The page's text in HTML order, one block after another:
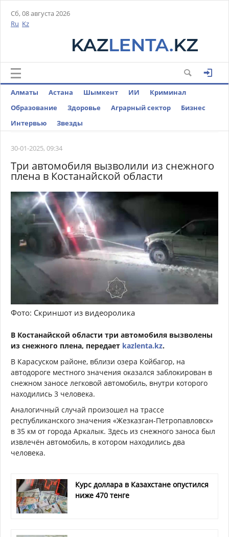
Сб, 08 августа 2026
Ru Kz
Алматы Астана Шымкент ИИ
Криминал
Образование
Здоровье Аграрный сектор
Бизнес
Интервью
Звезды
30-01-2025, 09:34
Три автомобиля вызволили из снежного
плена в Костанайской области
Фото: Скриншот из видеоролика
В Костанайской области три автомобиля вызволены
из снежного плена, передает kazlenta.kz.
В Карасуском районе, вблизи озера Койбагор, на
автодороге местного значения оказался заблокирован в
снежном заносе легковой автомобиль, внутри которого
находились 3 человека.
Аналогичный случай произошел на трассе
республиканского значения «Жезказган-Петропавловск»
в 35 км от города Аркалык. Здесь из снежного заноса был
извлечён автомобиль, в котором находились два
человека.
Курс доллара в Казахстане опустился
ниже 470 тенге